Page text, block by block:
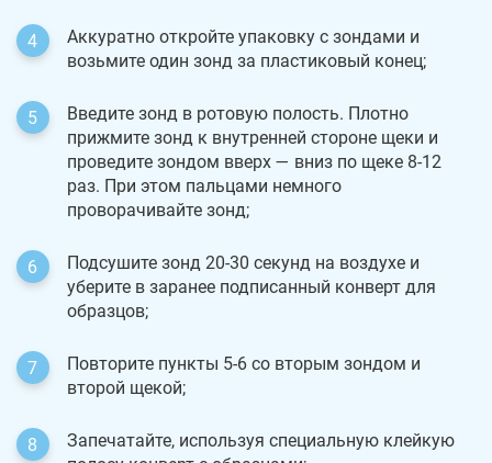
Аккуратно откройте упаковку с зондами и
возьмите один зонд за пластиковый конец;
Введите зонд в ротовую полость. Плотно
прижмите зонд к внутренней стороне щеки и
проведите зондом вверх — вниз по щеке 8-12
раз. При этом пальцами немного
проворачивайте зонд;
Подсушите зонд 20-30 секунд на воздухе и
уберите в заранее подписанный конверт для
образцов;
Повторите пункты 5-6 со вторым зондом и
второй щекой;
Запечатайте, используя специальную клейкую